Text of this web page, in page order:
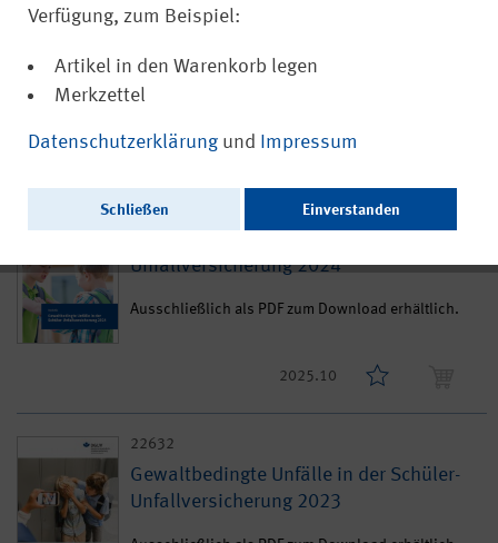
2024
Ausschließlich als PDF zum Download erhältlich.
2025.10
22805
Unfallversicherung 2024
Ausschließlich als PDF zum Download erhältlich.
2025.10
22632
Gewaltbedingte Unfälle in der Schüler-
Unfallversicherung 2023
Verfügung, zum Beispiel:
Artikel in den Warenkorb legen
Merkzettel
Datenschutzerklärung und Impressum
Schließen Einverstanden